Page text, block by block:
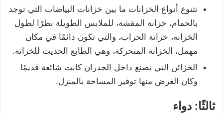
تتنوع أنواع الخزانات ما بين خزانات البياضات التي توجد
بالحمام، خزانة المقشة، للملابس الطويلة نظرًا لطول
الخزانة، خزانة الحراب، والتي تكون دائمًا في مكان
مهمل، الخزانة المتحركة، وهي الطابع الحديث للخزانة.
الخزائن التي تصنع داخل الجدران كانت شائعة قديمًا
وكان الغرض منها توفير المساحة بالمنزل.
ثالثًا: دواء